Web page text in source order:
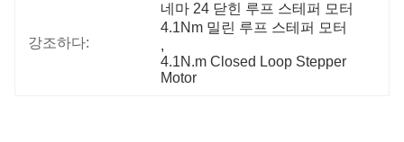
강조하다:
네마 24 닫힌 루프 스테퍼 모터
4.1Nm 밀린 루프 스테퍼 모터
,
4.1N.m Closed Loop Stepper
Motor